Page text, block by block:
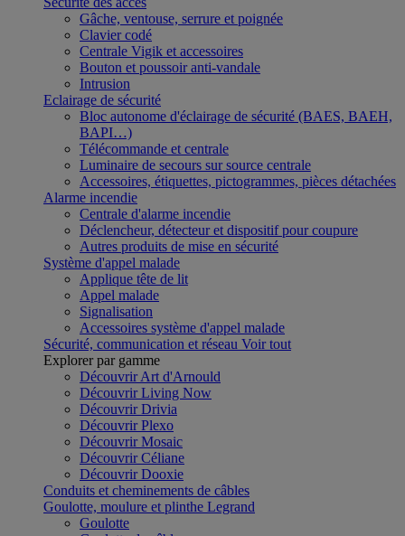
Gâche, ventouse, serrure et poignée
Clavier codé
Centrale Vigik et accessoires
Bouton et poussoir anti-vandale
Intrusion
Eclairage de sécurité
Bloc autonome d'éclairage de sécurité (BAES, BAEH,
BAPI…)
Télécommande et centrale
Luminaire de secours sur source centrale
Accessoires, étiquettes, pictogrammes, pièces détachées
Alarme incendie
Centrale d'alarme incendie
Déclencheur, détecteur et dispositif pour coupure
Autres produits de mise en sécurité
Système d'appel malade
Applique tête de lit
Appel malade
Signalisation
Accessoires système d'appel malade
Sécurité, communication et réseau Voir tout
Explorer par gamme
Découvrir Art d'Arnould
Découvrir Living Now
Découvrir Drivia
Découvrir Plexo
Découvrir Mosaic
Découvrir Céliane
Découvrir Dooxie
Conduits et cheminements de câbles
Goulotte, moulure et plinthe Legrand
Goulotte